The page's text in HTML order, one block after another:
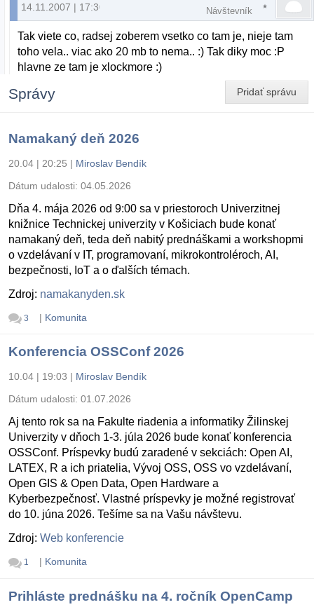
14.11.2007 | 17:30 Návštevník
Tak viete co, radsej zoberem vsetko co tam je, nieje tam
toho vela.. viac ako 20 mb to nema.. :) Tak diky moc :P
hlavne ze tam je xlockmore :)
Pridať správu
Správy
Namakaný deň 2026
20.04 | 20:25 | Miroslav Bendík
Dátum udalosti: 04.05.2026
Dňa 4. mája 2026 od 9:00 sa v priestoroch Univerzitnej
knižnice Technickej univerzity v Košiciach bude konať
namakaný deň, teda deň nabitý prednáškami a workshopmi
o vzdelávaní v IT, programovaní, mikrokontroléroch, AI,
bezpečnosti, IoT a o ďalších témach.
Zdroj: namakanyden.sk
3 | Komunita
Konferencia OSSConf 2026
10.04 | 19:03 | Miroslav Bendík
Dátum udalosti: 01.07.2026
Aj tento rok sa na Fakulte riadenia a informatiky Žilinskej
Univerzity v dňoch 1-3. júla 2026 bude konať konferencia
OSSConf. Príspevky budú zaradené v sekciách: Open AI,
LATEX, R a ich priatelia, Vývoj OSS, OSS vo vzdelávaní,
Open GIS & Open Data, Open Hardware a
Kyberbezpečnosť. Vlastné príspevky je možné registrovať
do 10. júna 2026. Tešíme sa na Vašu návštevu.
Zdroj: Web konferencie
1 | Komunita
Prihláste prednášku na 4. ročník OpenCamp